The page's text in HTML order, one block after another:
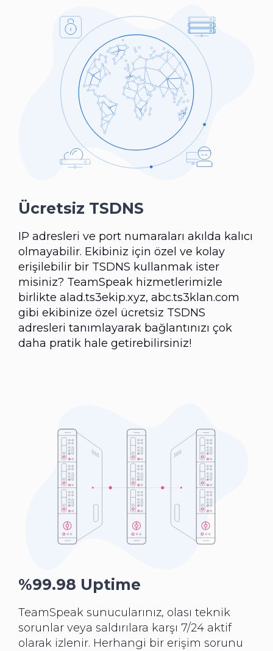
Ücretsiz TSDNS
IP adresleri ve port numaraları akılda kalıcı
olmayabilir. Ekibiniz için özel ve kolay
erişilebilir bir TSDNS kullanmak ister
misiniz? TeamSpeak hizmetlerimizle
birlikte alad.ts3ekip.xyz, abc.ts3klan.com
gibi ekibinize özel ücretsiz TSDNS
adresleri tanımlayarak bağlantınızı çok
daha pratik hale getirebilirsiniz!
%99.98 Uptime
TeamSpeak sunucularınız, olası teknik
sorunlar veya saldırılara karşı 7/24 aktif
olarak izlenir. Herhangi bir erişim sorunu